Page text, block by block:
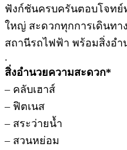
ฟังก์ชันครบครันตอบโจทย์
ใหญ่ สะดวกทุกการเดินทา
สถานีรถไฟฟ้า พร้อมสิ่งอ
.
สิ่งอำนวยความสะดวก*
– คลับเฮาส์
– ฟิตเนส
– สระว่ายน้ำ
– สวนหย่อม